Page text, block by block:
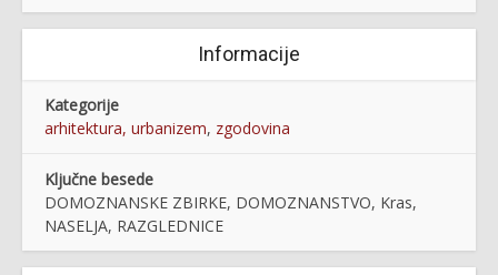
Informacije
Kategorije
arhitektura, urbanizem, zgodovina
Ključne besede
DOMOZNANSKE ZBIRKE, DOMOZNANSTVO, Kras,
NASELJA, RAZGLEDNICE